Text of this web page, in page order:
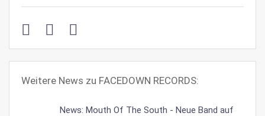
Weitere News zu FACEDOWN RECORDS:
News: Mouth Of The South - Neue Band auf